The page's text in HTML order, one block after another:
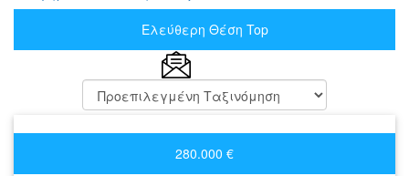
Ελεύθερη Θέση Top
280.000 €